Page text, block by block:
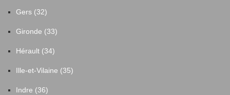
Gers (32)
Gironde (33)
Hérault (34)
Ille-et-Vilaine (35)
Indre (36)